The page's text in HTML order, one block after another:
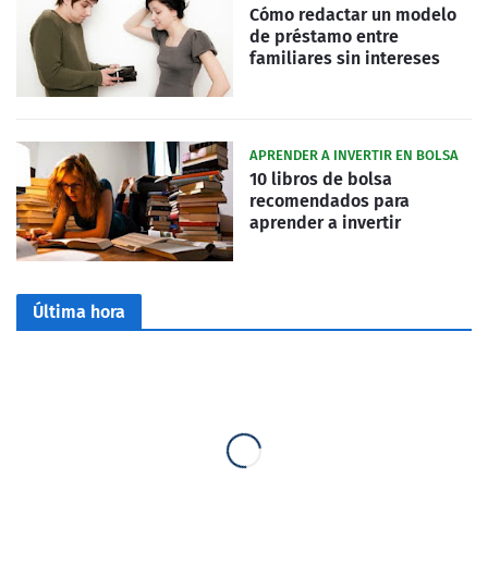
Cómo redactar un modelo
de préstamo entre
familiares sin intereses
APRENDER A INVERTIR EN BOLSA
10 libros de bolsa
recomendados para
aprender a invertir
Última hora